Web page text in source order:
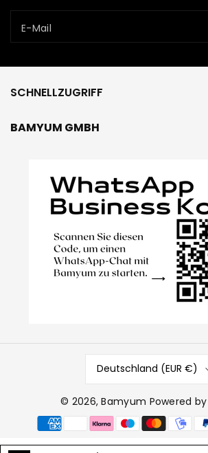
E-Mail
SCHNELLZUGRIFF
BAMYUM GMBH
Deutschland (EUR €)
© 2026,Bamyum Powered